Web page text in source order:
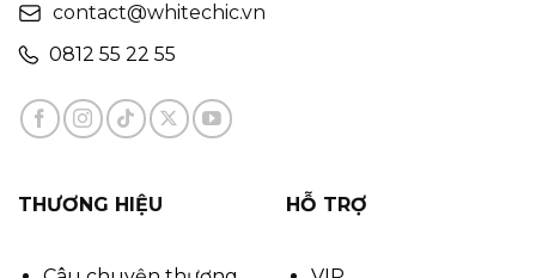
contact@whitechic.vn
0812 55 22 55
THƯƠNG HIỆU HỖ TRỢ